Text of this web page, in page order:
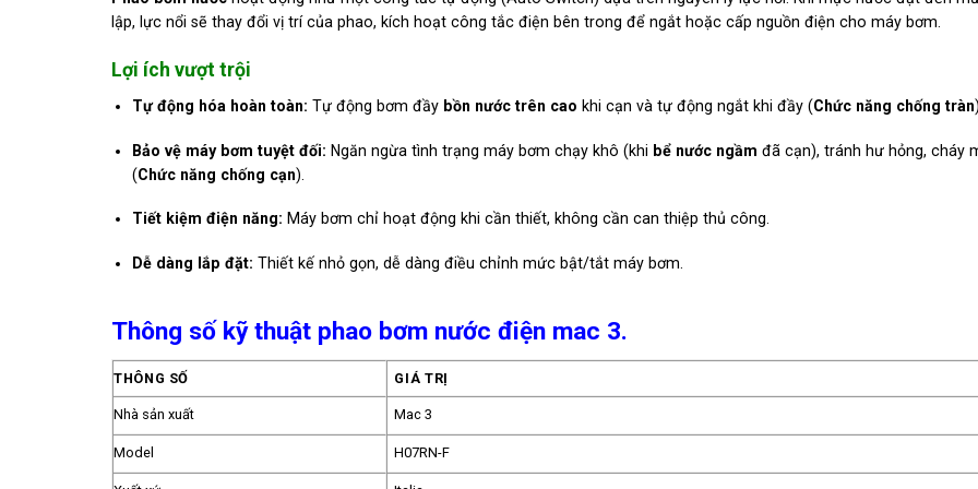
lập, lực nổi sẽ thay đổi vị trí của phao, kích hoạt công tắc điện bên trong để ngắt hoặc cấp nguồn điện cho máy bơm.
Lợi ích vượt trội
Tự động hóa hoàn toàn: Tự động bơm đầy bồn nước trên cao khi cạn và tự động ngắt khi đầy (Chức năng chống tràn
Bảo vệ máy bơm tuyệt đối: Ngăn ngừa tình trạng máy bơm chạy khô (khi bể nước ngầm đã cạn), tránh hư hỏng, cháy
(Chức năng chống cạn).
Tiết kiệm điện năng: Máy bơm chỉ hoạt động khi cần thiết, không cần can thiệp thủ công.
Dễ dàng lắp đặt: Thiết kế nhỏ gọn, dễ dàng điều chỉnh mức bật/tắt máy bơm.
Thông số kỹ thuật phao bơm nước điện mac 3.
THÔNG SỐ GIÁ TRỊ
Nhà sản xuất Mac 3
Model H07RN-F